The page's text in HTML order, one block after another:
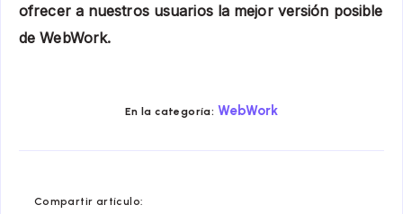
ofrecer a nuestros usuarios la mejor versión posible
de WebWork.
En la categoría: WebWork
Compartir artículo: